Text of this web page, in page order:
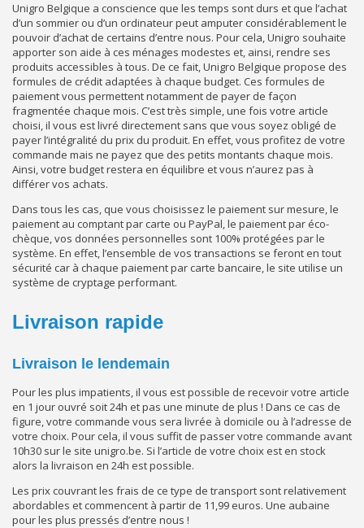
Unigro Belgique a conscience que les temps sont durs et que l’achat
d’un sommier ou d’un ordinateur peut amputer considérablement le
pouvoir d’achat de certains d’entre nous. Pour cela, Unigro souhaite
apporter son aide à ces ménages modestes et, ainsi, rendre ses
produits accessibles à tous. De ce fait, Unigro Belgique propose des
formules de crédit adaptées à chaque budget. Ces formules de
paiement vous permettent notamment de payer de façon
fragmentée chaque mois. C’est très simple, une fois votre article
choisi, il vous est livré directement sans que vous soyez obligé de
payer l’intégralité du prix du produit. En effet, vous profitez de votre
commande mais ne payez que des petits montants chaque mois.
Ainsi, votre budget restera en équilibre et vous n’aurez pas à
différer vos achats.
Dans tous les cas, que vous choisissez le paiement sur mesure, le
paiement au comptant par carte ou PayPal, le paiement par éco-
chèque, vos données personnelles sont 100% protégées par le
système. En effet, l’ensemble de vos transactions se feront en tout
sécurité car à chaque paiement par carte bancaire, le site utilise un
système de cryptage performant.
Livraison rapide
Livraison le lendemain
Pour les plus impatients, il vous est possible de recevoir votre article
en 1 jour ouvré soit 24h et pas une minute de plus ! Dans ce cas de
figure, votre commande vous sera livrée à domicile ou à l’adresse de
votre choix. Pour cela, il vous suffit de passer votre commande avant
10h30 sur le site unigro.be. Si l’article de votre choix est en stock
alors la livraison en 24h est possible.
Les prix couvrant les frais de ce type de transport sont relativement
abordables et commencent à partir de 11,99 euros. Une aubaine
pour les plus pressés d’entre nous !